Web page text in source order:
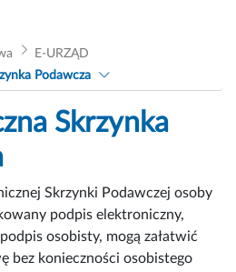
E-URZĄD
Podawcza
Skrzynka
Skrzynki Podawczej osoby
podpis elektroniczny,
osobisty, mogą załatwić
bez konieczności osobistego